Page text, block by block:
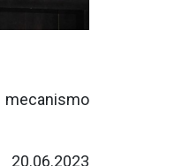
mecanismo
20.06.2023